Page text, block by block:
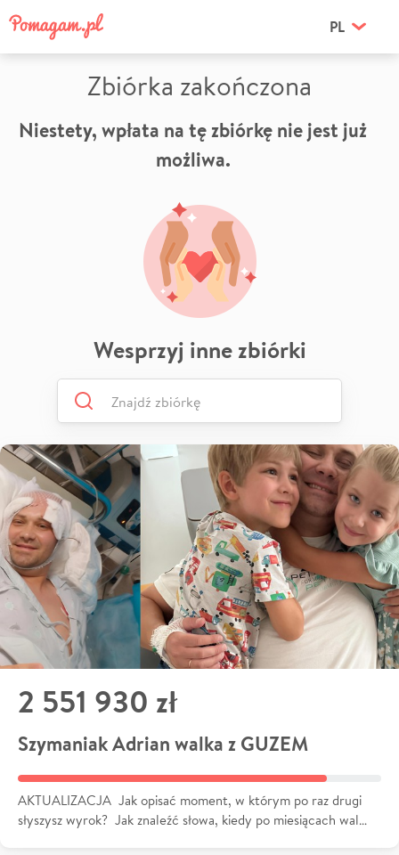
PL
Zbiórka zakończona
Niestety, wpłata na tę zbiórkę nie jest już
możliwa.
Wesprzyj inne zbiórki
2 551 930 zł
Szymaniak Adrian walka z GUZEM
AKTUALIZACJA Jak opisać moment, w którym po raz drugi
słyszysz wyrok? Jak znaleźć słowa, kiedy po miesiącach wal…